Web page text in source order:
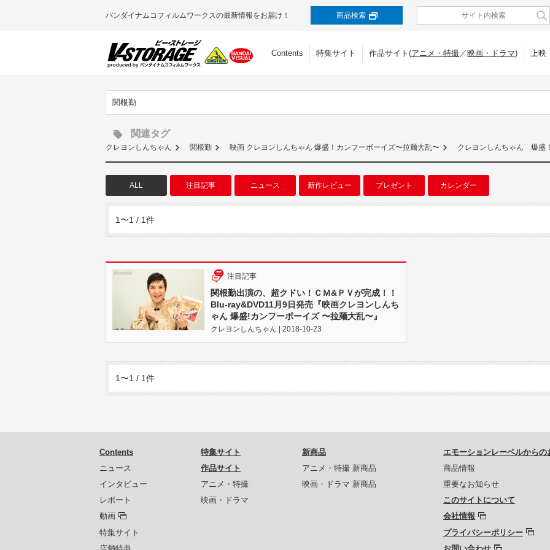
バンダイナムコフィルムワークスの最新情報をお届け！ 商品検索
Contents 特集サイト 作品サイト(アニメ・特撮／映画・ドラマ) 上映
関根勤
関連タグ
クレヨンしんちゃん 関根勤 映画 クレヨンしんちゃん 爆盛！カンフーボーイズ〜拉麺大乱〜 クレヨンしんちゃん 爆盛
ALL 注目記事 ニュース 新作レビュー プレゼント カレンダー
1〜1 / 1件
注目記事
関根勤出演の、超クドい！ＣＭ&ＰＶが完成！！
Blu-ray&DVD11月9日発売『映画クレヨンしんち
ゃん 爆盛!カンフーボーイズ 〜拉麺大乱〜』
クレヨンしんちゃん | 2018-10-23
1〜1 / 1件
Contents
ニュース
インタビュー
レポート
動画
特集サイト
特集サイト
作品サイト
アニメ・特撮
映画・ドラマ
新商品
アニメ・特撮 新商品
映画・ドラマ 新商品
エモーションレーベルからの
商品情報
重要なお知らせ
このサイトについて
会社情報
プライバシーポリシー